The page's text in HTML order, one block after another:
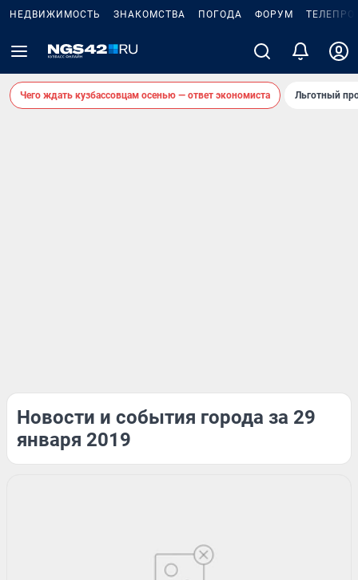
НЕДВИЖИМОСТЬ ЗНАКОМСТВА ПОГОДА ФОРУМ
Чего ждать кузбассовцам осенью — ответ экономиста Льготный
Новости и события города за 29
января 2019